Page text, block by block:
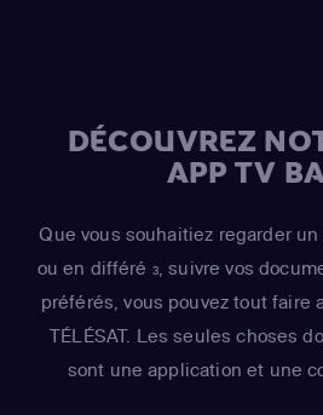
DÉCOUVREZ
APP TV
Que vous souhaitiez regarder
ou en différé 3, suivre vos
préférés, vous pouvez tout faire
TÉLÉSAT. Les seules choses
sont une application et une